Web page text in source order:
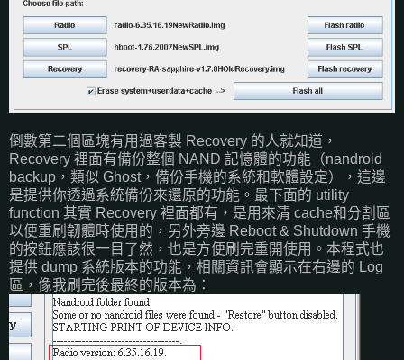
倒數第二個區塊有用過客製 Recovery 的人就知道，
Recovery 裡面有備份整個 NAND 記憶體的功能（nandroid
backup，類似 Ghost，備份手機的系統和軟體設定），這邊
是提供你透過系統備份來還原的功能。最下面的 utility
function 其實 Recovery 裡面都有，是用來清 cache和分割區
以便重刷韌體時使用的，另外旁邊 Reboot & Shutdown 手機
的按鈕應該很一目了然，也是方便刷完重開使用。本程式也
提供 dump 系統版本的功能，相關資訊會顯示在右邊的 Log
區，像我刷完後最終的版本為：